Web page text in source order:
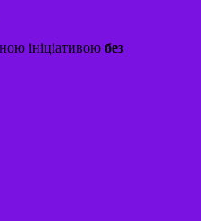
ініціативою без